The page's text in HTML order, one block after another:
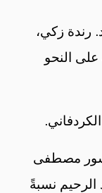
رندة زكي،
النحو
مصطفى
الرحيم نسبةً